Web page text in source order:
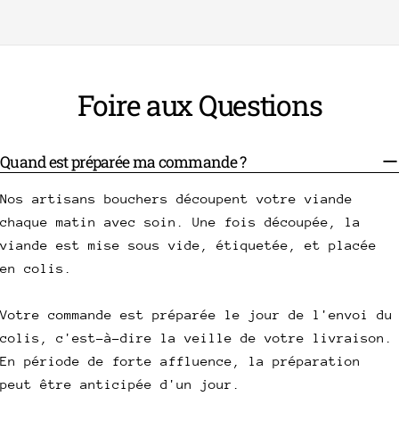
Foire aux Questions
Quand est préparée ma commande ?
Nos artisans bouchers découpent votre viande
chaque matin avec soin. Une fois découpée, la
viande est mise sous vide, étiquetée, et placée
en colis.
Votre commande est préparée le jour de l'envoi du
colis, c'est-à-dire la veille de votre livraison.
En période de forte affluence, la préparation
peut être anticipée d'un jour.